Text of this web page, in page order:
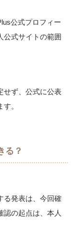
公式プロフィー
公式サイトの範囲
せず、公式に公表
。
る？
る発表は、今回確
認の起点は、本人